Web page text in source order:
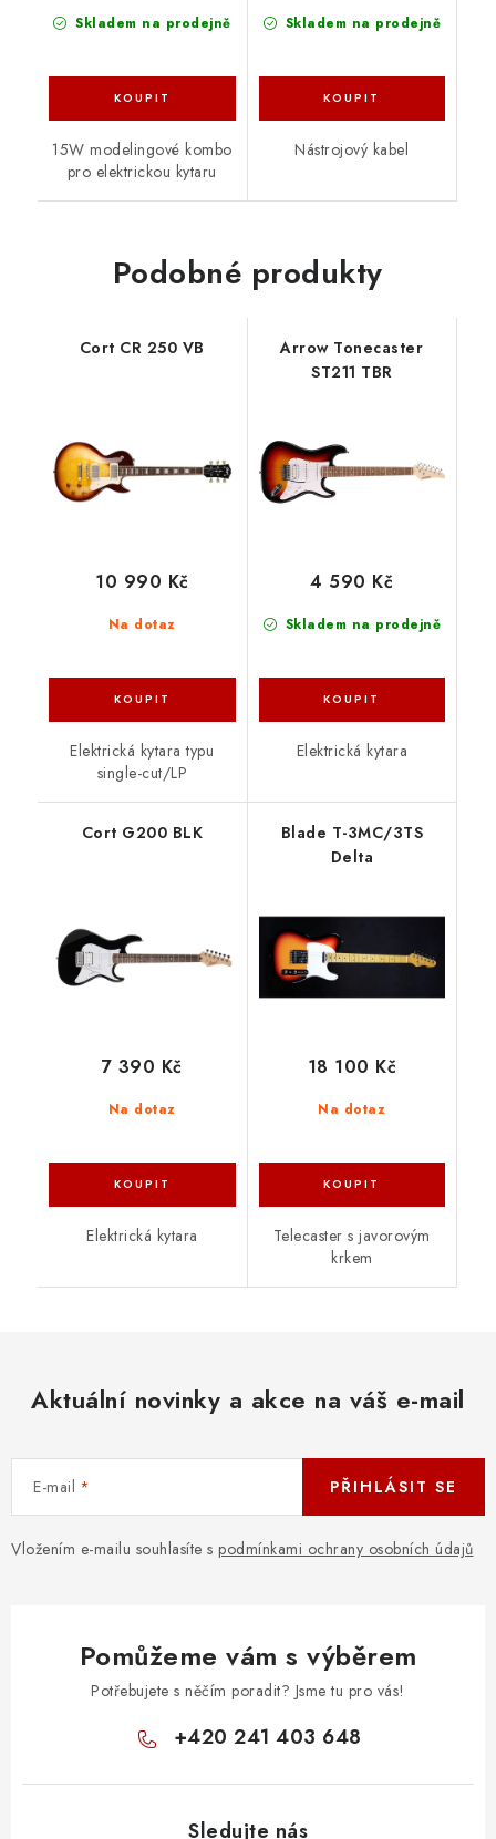
Skladem na prodejně
15W modelingové kombo
pro elektrickou kytaru
Skladem na prodejně
Nástrojový kabel
Podobné produkty
Cort CR 250 VB
Na dotaz
10 990 Kč
Elektrická kytara typu
single-cut/LP
Arrow Tonecaster
ST211 TBR
Skladem na prodejně
4 590 Kč
Elektrická kytara
Cort G200 BLK
Na dotaz
7 390 Kč
Elektrická kytara
Blade T-3MC/3TS
Delta
Na dotaz
18 100 Kč
Telecaster s javorovým
krkem
Aktuální novinky a akce na váš e-mail
E-mail
Vložením e-mailu souhlasíte s podmínkami ochrany osobních údajů
PŘIHLÁSIT SE
Pomůžeme vám s výběrem
Potřebujete s něčím poradit? Jsme tu pro vás!
+420 241 403 648